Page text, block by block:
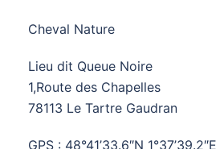
Cheval Nature
Lieu dit Queue Noire
1,Route des Chapelles
78113 Le Tartre Gaudran
GPS : 48°41’33.6″N 1°37’39.2″E